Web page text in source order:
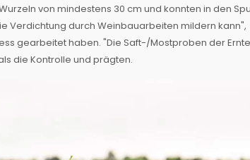
von mindestens 30 cm und konnten in den
Verdichtung durch Weinbauarbeiten mildern kann",
gearbeitet haben. "Die Saft-/Mostproben der Ernte
die Kontrolle und prägten.